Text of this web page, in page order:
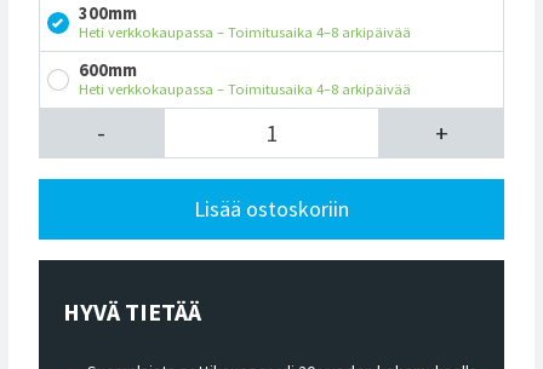
300mm
Heti verkkokaupassa – Toimitusaika 4–8 arkipäivää
600mm
Heti verkkokaupassa – Toimitusaika 4–8 arkipäivää
- +
Lisää ostoskoriin
HYVÄ TIETÄÄ